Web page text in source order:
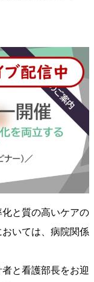
と質の高いケアの
いては、病院関係
と看護部長をお迎